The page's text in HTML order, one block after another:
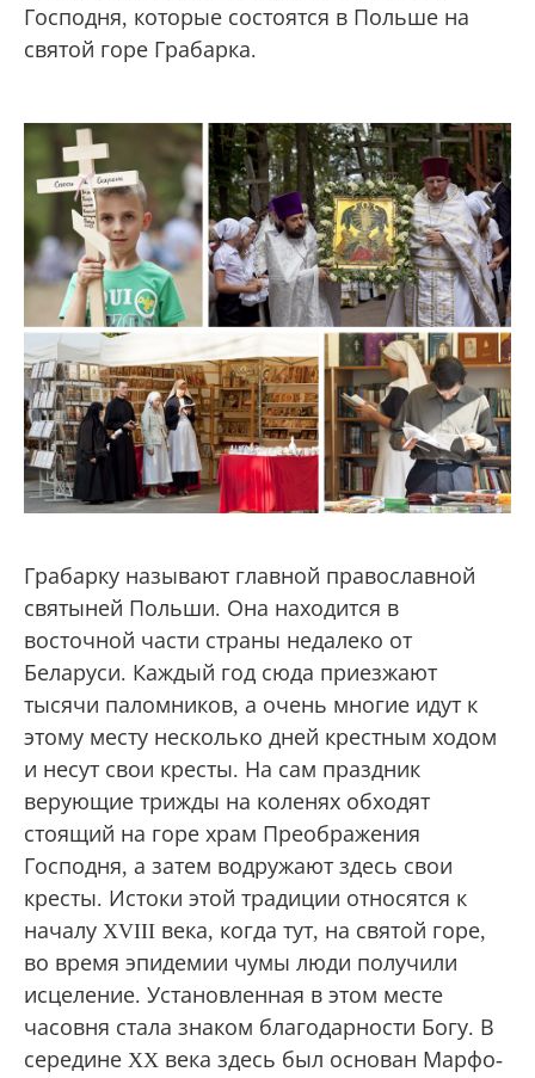
Господня, которые состоятся в Польше на
святой горе Грабарка.
Грабарку называют главной православной
святыней Польши. Она находится в
восточной части страны недалеко от
Беларуси. Каждый год сюда приезжают
тысячи паломников, а очень многие идут к
этому месту несколько дней крестным ходом
и несут свои кресты. На сам праздник
верующие трижды на коленях обходят
стоящий на горе храм Преображения
Господня, а затем водружают здесь свои
кресты. Истоки этой традиции относятся к
началу XVIII века, когда тут, на святой горе,
во время эпидемии чумы люди получили
исцеление. Установленная в этом месте
часовня стала знаком благодарности Богу. В
середине XX века здесь был основан Марфо-